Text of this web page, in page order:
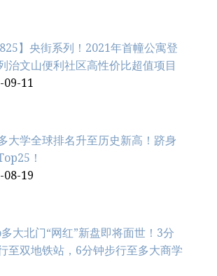
】央街系列！2021年首幢公寓登
治文山便利社区高性价比超值项目
09-11
大学全球排名升至历史新高！跻身
！
08-19
大北门“网红”新盘即将面世！3分
至双地铁站，6分钟步行至多大商学